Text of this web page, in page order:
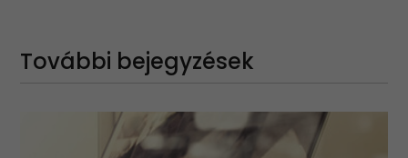
További bejegyzések